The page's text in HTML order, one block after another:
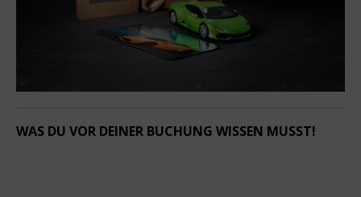
WAS DU VOR DEINER BUCHUNG WISSEN MUSST!